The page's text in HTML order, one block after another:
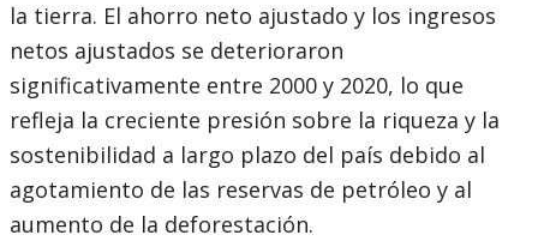
la tierra. El ahorro neto ajustado y los ingresos
netos ajustados se deterioraron
significativamente entre 2000 y 2020, lo que
refleja la creciente presión sobre la riqueza y la
sostenibilidad a largo plazo del país debido al
agotamiento de las reservas de petróleo y al
aumento de la deforestación.